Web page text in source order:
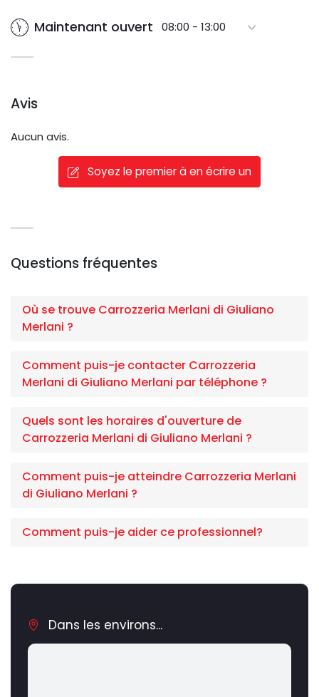
Maintenant ouvert 08:00 - 13:00
Avis
Aucun avis.
Soyez le premier à en écrire un
Questions fréquentes
Où se trouve Carrozzeria Merlani di Giuliano
Merlani ?
Comment puis-je contacter Carrozzeria
Merlani di Giuliano Merlani par téléphone ?
Quels sont les horaires d'ouverture de
Carrozzeria Merlani di Giuliano Merlani ?
Comment puis-je atteindre Carrozzeria Merlani
di Giuliano Merlani ?
Comment puis-je aider ce professionnel?
Dans les environs...